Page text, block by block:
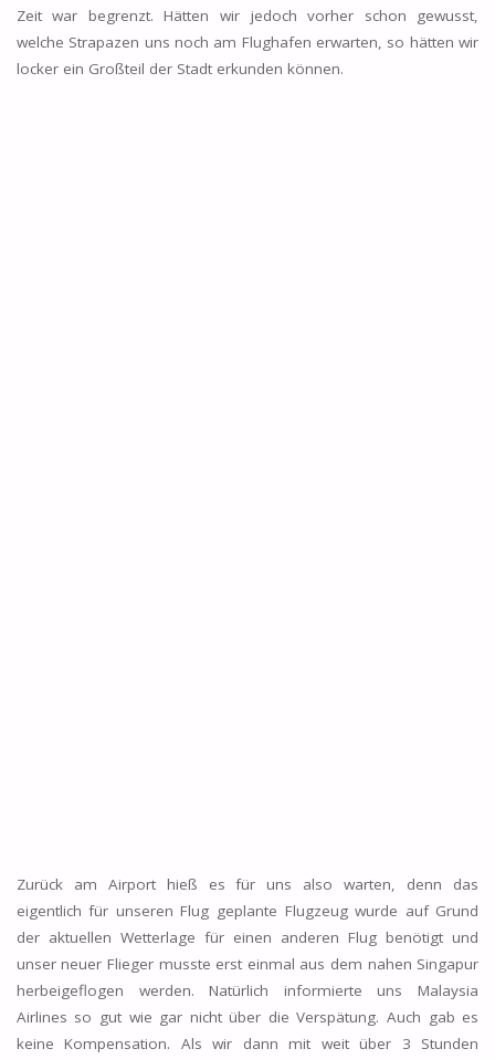
Zeit war begrenzt. Hätten wir jedoch vorher schon gewusst,
welche Strapazen uns noch am Flughafen erwarten, so hätten wir
locker ein Großteil der Stadt erkunden können.
Zurück am Airport hieß es für uns also warten, denn das
eigentlich für unseren Flug geplante Flugzeug wurde auf Grund
der aktuellen Wetterlage für einen anderen Flug benötigt und
unser neuer Flieger musste erst einmal aus dem nahen Singapur
herbeigeflogen werden. Natürlich informierte uns Malaysia
Airlines so gut wie gar nicht über die Verspätung. Auch gab es
keine Kompensation. Als wir dann mit weit über 3 Stunden